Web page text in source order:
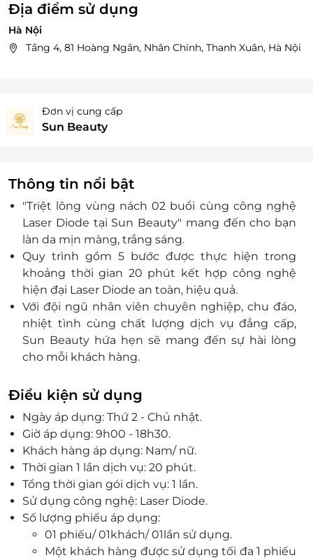
Địa điểm sử dụng
Hà Nội
Tầng 4, 81 Hoàng Ngân, Nhân Chính, Thanh Xuân, Hà Nội
Đơn vị cung cấp
Sun Beauty
Thông tin nổi bật
"Triệt lông vùng nách 02 buổi cùng công nghệ
Laser Diode tại Sun Beauty" mang đến cho bạn
làn da mịn màng, trắng sáng.
Quy trình gồm 5 bước được thực hiện trong
khoảng thời gian 20 phút kết hợp công nghệ
hiện đại Laser Diode an toàn, hiệu quả.
Với đội ngũ nhân viên chuyên nghiệp, chu đáo,
nhiệt tình cùng chất lượng dịch vụ đẳng cấp,
Sun Beauty hứa hẹn sẽ mang đến sự hài lòng
cho mỗi khách hàng.
Điều kiện sử dụng
Ngày áp dụng: Thứ 2 - Chủ nhật.
Giờ áp dụng: 9h00 - 18h30.
Khách hàng áp dụng: Nam/ nữ.
Thời gian 1 lần dịch vụ: 20 phút.
Tổng thời gian gói dịch vụ: 1 lần.
Sử dụng công nghệ: Laser Diode.
Số lượng phiếu áp dụng:
01 phiếu/ 01khách/ 01lần sử dụng.
Một khách hàng được sử dụng tối đa 1 phiếu